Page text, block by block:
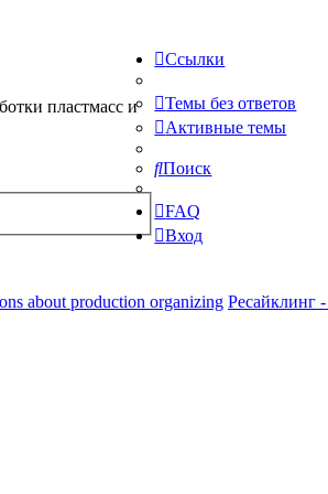
пластмасс и
Ссылки
Темы без ответов
Активные темы
Поиск
FAQ
Вход
about production organizing Ресайклинг